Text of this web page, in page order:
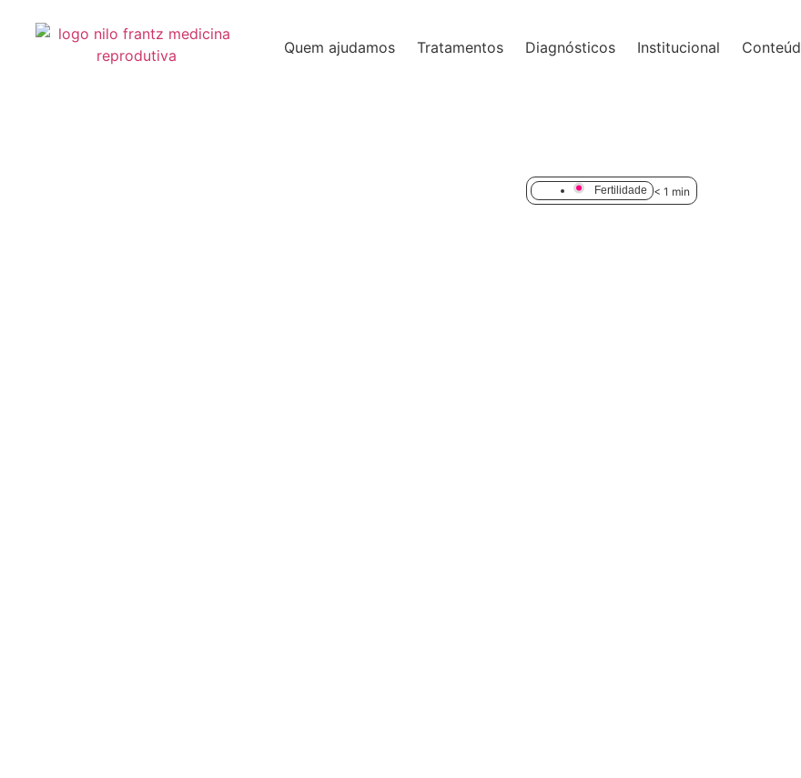
Quem ajudamos Tratamentos Diagnósticos Institucional
Fertilidade < 1 min